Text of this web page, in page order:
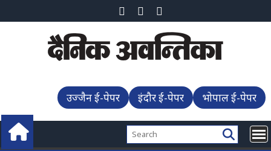
to
उज्जैन ई-पेपर इंदौर ई-पेपर भोपाल ई-पेपर